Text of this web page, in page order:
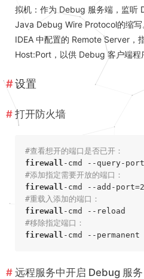
拟机：作为 Debug 服务端，监听
Java Debug Wire Protocol的缩写
IDEA 中配置的 Remote Server，
Host:Port，以供 Debug 客户端程
设置
打开防火墙
#查看想开的端口是否已开：
firewall
#添加指定需要开放的端口：
firewall
#重载入添加的端口：
firewall
#移除指定端口：
firewall
远程服务中开启 Debug 服务